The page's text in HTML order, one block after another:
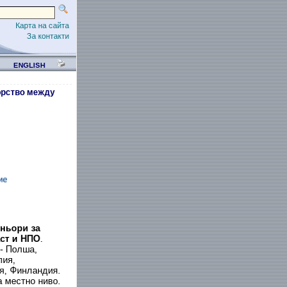
Карта на сайта
За контакти
ENGLISH
между
за
и НПО.
Полша,
Финландия.
местно ниво.